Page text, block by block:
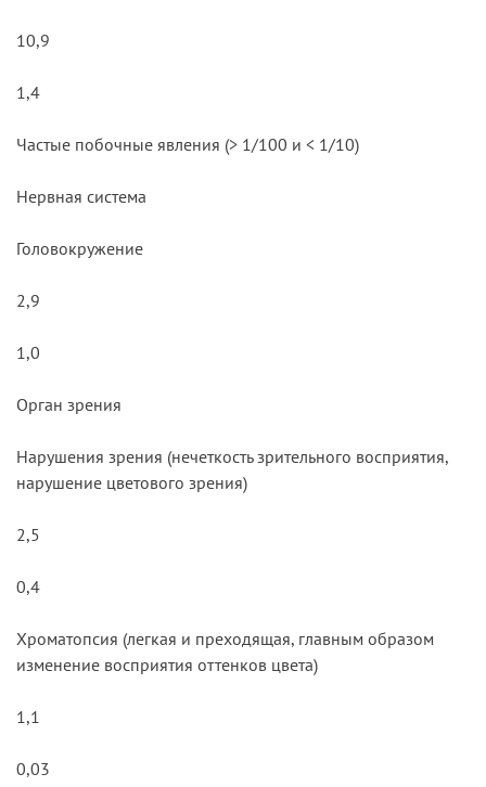
10,9
1,4
Частые побочные явления (> 1/100 и < 1/10)
Нервная система
Головокружение
2,9
1,0
Орган зрения
Нарушения зрения (нечеткость зрительного восприятия,
нарушение цветового зрения)
2,5
0,4
Хроматопсия (легкая и преходящая, главным образом
изменение восприятия оттенков цвета)
1,1
0,03